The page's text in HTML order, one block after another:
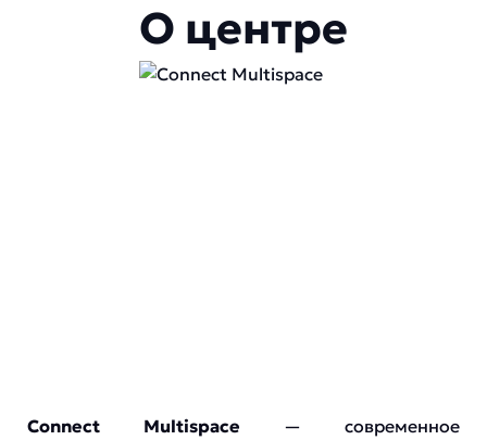
Connect Multispace — современное
О центре